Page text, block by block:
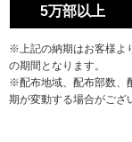
5万部以上
※上記の納期はお客様よ
の期間となります。
※配布地域、配布部数、
期が変動する場合がござ